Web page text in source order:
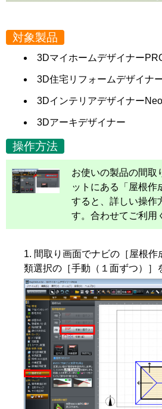
対象製品
3Dマイホームデザイナー
3D住宅リフォームデザイナ
3Dインテリアデザイナー
3Dアーキデザイナー
操作方法
お使いの製品の間取
ットにある「屋根作
すると、詳しい操作
す。合わせてご利用
間取り画面でナビの［屋根
類選択の［手動（１面ずつ）］